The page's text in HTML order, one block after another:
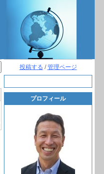
投稿する /管理ページ
プロフィール